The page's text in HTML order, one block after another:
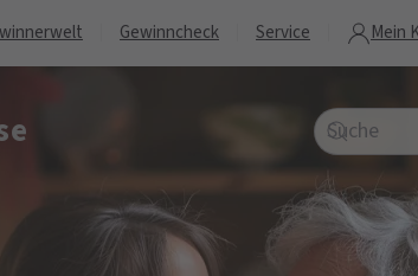
Gewinncheck Service Mein